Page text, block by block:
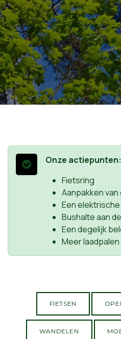
Onze actiepunten:
Fietsring
Aanpakken
Een
Bushalte aan
Een degelijk
Meer
FIETSEN
WANDELEN